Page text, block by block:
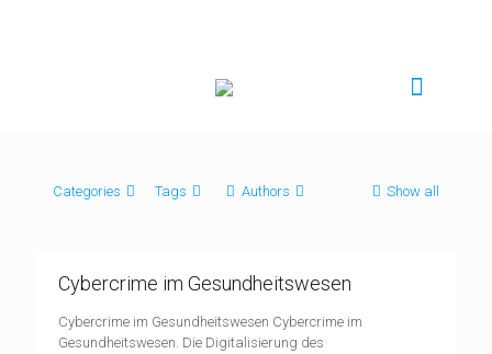
Categories Tags Authors Show all
Cybercrime im Gesundheitswesen
Cybercrime im Gesundheitswesen Cybercrime im
Gesundheitswesen. Die Digitalisierung des